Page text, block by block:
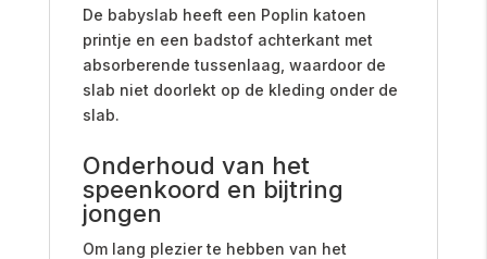
De babyslab heeft een Poplin katoen
printje en een badstof achterkant met
absorberende tussenlaag, waardoor de
slab niet doorlekt op de kleding onder de
slab.
Onderhoud van het
speenkoord en bijtring
jongen
Om lang plezier te hebben van het